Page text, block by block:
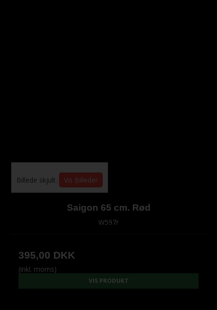
Billede skjult. Vis Billeder
Saigon 65 cm. Rød
W597r
395,00 DKK
(inkl. moms)
VIS PRODUKT